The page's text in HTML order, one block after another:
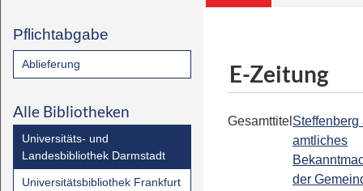
Pflichtabgabe
Ablieferung
Alle Bibliotheken
Universitäts- und
Landesbibliothek Darmstadt
Universitätsbibliothek Frankfurt
E-Zeitung
Gesamttitel Steffenberg
amtliches
der